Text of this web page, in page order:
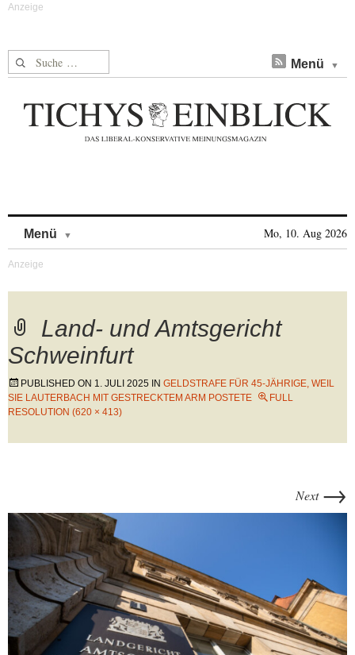
Suche nach: Menü
Menü Mo, 10. Aug 2026
Land- und Amtsgericht
Schweinfurt
PUBLISHED ON 1. JULI 2025 IN GELDSTRAFE FÜR 45-JÄHRIGE, WEIL
SIE LAUTERBACH MIT GESTRECKTEM ARM POSTETE
FULL
RESOLUTION (620 × 413)
Next →